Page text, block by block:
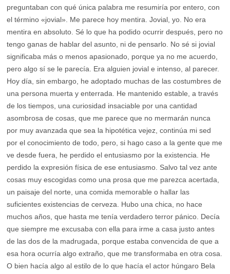
preguntaban con qué única palabra me resumiría por entero, con
el término «jovial». Me parece hoy mentira. Jovial, yo. No era
mentira en absoluto. Sé lo que ha podido ocurrir después, pero no
tengo ganas de hablar del asunto, ni de pensarlo. No sé si jovial
significaba más o menos apasionado, porque ya no me acuerdo,
pero algo sí se le parecía. Era alguien jovial e intenso, al parecer.
Hoy día, sin embargo, he adoptado muchas de las costumbres de
una persona muerta y enterrada. He mantenido estable, a través
de los tiempos, una curiosidad insaciable por una cantidad
asombrosa de cosas, que me parece que no mermarán nunca
por muy avanzada que sea la hipotética vejez, continúa mi sed
por el conocimiento de todo, pero, si hago caso a la gente que me
ve desde fuera, he perdido el entusiasmo por la existencia. He
perdido la expresión física de ese entusiasmo. Salvo tal vez ante
cosas muy escogidas como una prosa que me parezca acertada,
un paisaje del norte, una comida memorable o hallar las
suficientes existencias de cerveza. Hubo una chica, no hace
muchos años, que hasta me tenía verdadero terror pánico. Decía
que siempre me excusaba con ella para irme a casa justo antes
de las dos de la madrugada, porque estaba convencida de que a
esa hora ocurría algo extraño, que me transformaba en otra cosa.
O bien hacía algo al estilo de lo que hacía el actor húngaro Bela